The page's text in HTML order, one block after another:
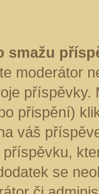
smažu
moderátor
přispění)
váš
se